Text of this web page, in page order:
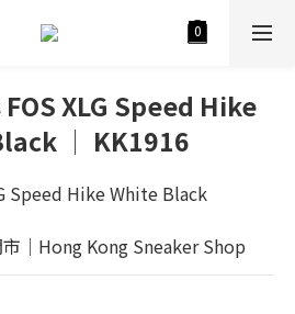
XLG Speed Hike
│ KK1916
Speed Hike White Black
│Hong Kong Sneaker Shop